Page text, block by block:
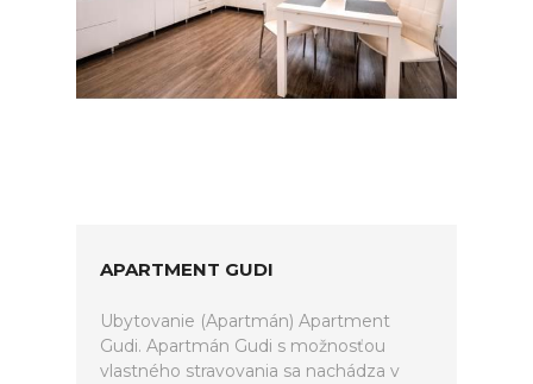
APARTMENT GUDI
Ubytovanie (Apartmán) Apartment
Gudi. Apartmán Gudi s možnosťou
vlastného stravovania sa nachádza v